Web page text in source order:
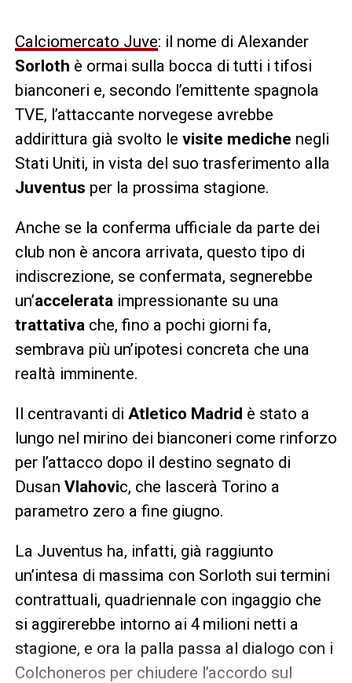
Calciomercato Juve: il nome di Alexander
Sorloth è ormai sulla bocca di tutti i tifosi
bianconeri e, secondo l’emittente spagnola
TVE, l’attaccante norvegese avrebbe
addirittura già svolto le visite mediche negli
Stati Uniti, in vista del suo trasferimento alla
Juventus per la prossima stagione.
Anche se la conferma ufficiale da parte dei
club non è ancora arrivata, questo tipo di
indiscrezione, se confermata, segnerebbe
un’accelerata impressionante su una
trattativa che, fino a pochi giorni fa,
sembrava più un’ipotesi concreta che una
realtà imminente.
Il centravanti di Atletico Madrid è stato a
lungo nel mirino dei bianconeri come rinforzo
per l’attacco dopo il destino segnato di
Dusan Vlahovic, che lascerà Torino a
parametro zero a fine giugno.
La Juventus ha, infatti, già raggiunto
un’intesa di massima con Sorloth sui termini
contrattuali, quadriennale con ingaggio che
si aggirerebbe intorno ai 4 milioni netti a
stagione, e ora la palla passa al dialogo con i
Colchoneros per chiudere l’accordo sul